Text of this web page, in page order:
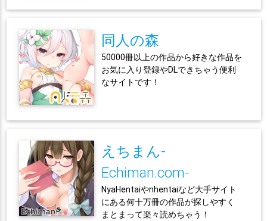
同人の森
50000冊以上の作品から好きな作品を
お気に入り登録やDLできちゃう便利
なサイトです！
えちまん-
Echiman.com-
NyaHentaiやnhentaiなど大手サイト
にある何十万冊の作品が探しやすく
まとまって楽々読めちゃう！